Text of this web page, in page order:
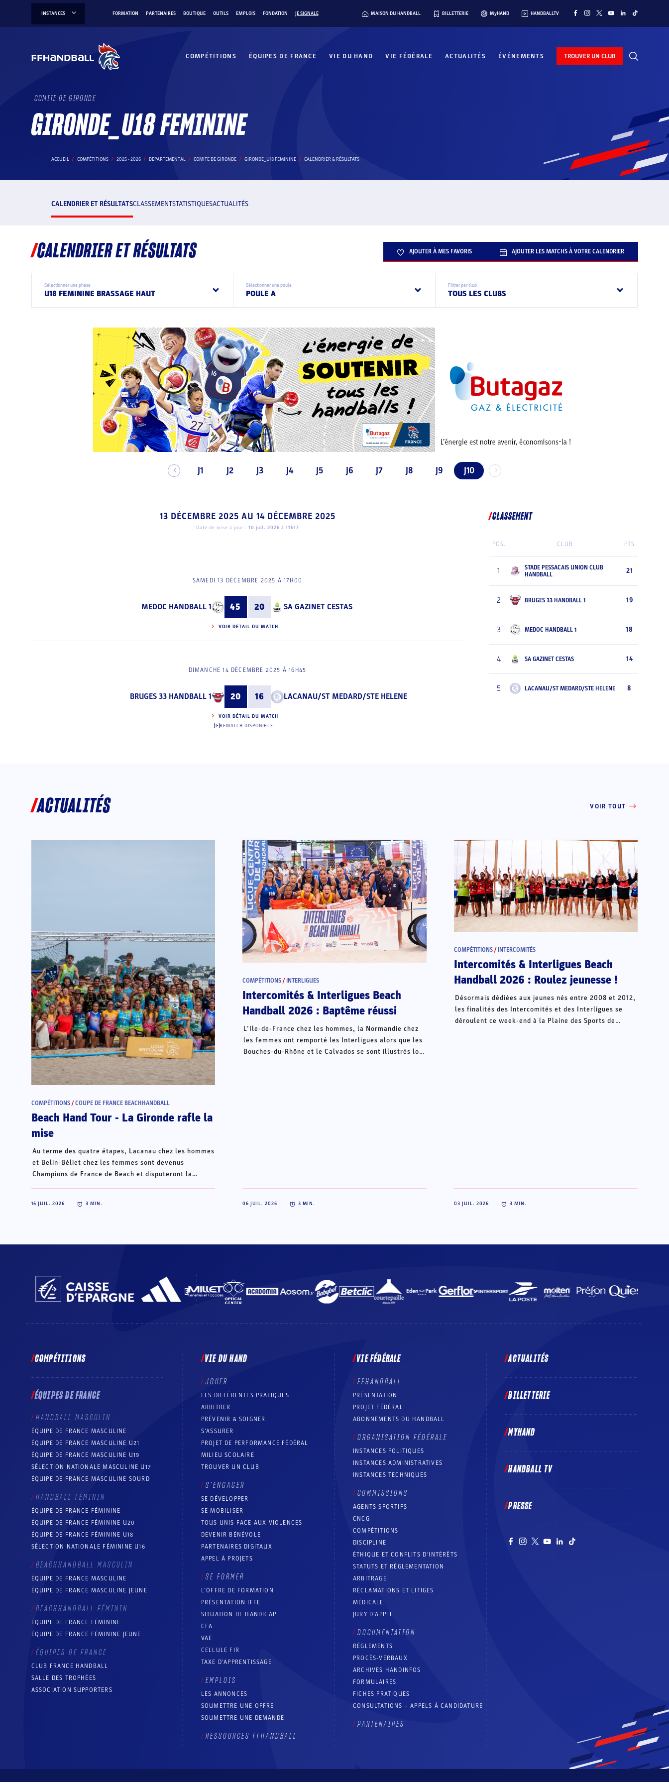
INSTANCES FORMATION PARTENAIRES BOUTIQUE OUTILS EMPLOIS FONDATION JE SIGNALE MAISON DU HANDBALL BILLETTERIE MyHAND HANDBALLTV
COMPÉTITIONS ÉQUIPES DE FRANCE VIE DU HAND VIE FÉDÉRALE ACTUALITÉS ÉVÉNEMENTS TROUVER UN CLUB
COMITE DE GIRONDE
GIRONDE_U18 FEMININE
ACCUEIL COMPÉTITIONS 2025 - 2026 DEPARTEMENTAL COMITE DE GIRONDE GIRONDE_U18 FEMININE CALENDRIER & RÉSULTATS
CALENDRIER ET RÉSULTATSCLASSEMENTSTATISTIQUESACTUALITÉS
CALENDRIER ET RÉSULTATS AJOUTER À MES FAVORIS AJOUTER LES MATCHS À VOTRE CALENDRIER
Sélectionner une phase
U18 FEMININE BRASSAGE HAUT
Sélectionner une poule
POULE A
Filtrer par club
TOUS LES CLUBS
J1 J2 J3 J4 J5 J6 J7 J8 J9 J10
13 DÉCEMBRE 2025 AU 14 DÉCEMBRE 2025
Date de mise à jour : 10 juil. 2026 à 11h17
SAMEDI 13 DÉCEMBRE 2025 À 17H00
MEDOC HANDBALL 1 45 20 SA GAZINET CESTAS
VOIR DÉTAIL DU MATCH
DIMANCHE 14 DÉCEMBRE 2025 À 16H45
BRUGES 33 HANDBALL 1 20 16 LACANAU/ST MEDARD/STE HELENE
VOIR DÉTAIL DU MATCH
REMATCH DISPONIBLE
CLASSEMENT
POS. CLUB PTS
1
STADE PESSACAIS UNION CLUB
HANDBALL
21
2 BRUGES 33 HANDBALL 1 19
3 MEDOC HANDBALL 1 18
4 SA GAZINET CESTAS 14
5 LACANAU/ST MEDARD/STE HELENE 8
ACTUALITÉS VOIR TOUT
COMPÉTITIONS /COUPE DE FRANCE BEACHHANDBALL
Beach Hand Tour - La Gironde rafle la
mise
Au terme des quatre étapes, Lacanau chez les hommes
et Belin-Béliet chez les femmes sont devenus
Champions de France de Beach et disputeront la
16 JUIL. 2026 3 MIN.
COMPÉTITIONS / INTERLIGUES
Intercomités & Interligues Beach
Handball 2026 : Baptême réussi
L’Ile-de-France chez les hommes, la Normandie chez
les femmes ont remporté les Interligues alors que les
Bouches-du-Rhône et le Calvados se sont illustrés lors
06 JUIL. 2026 3 MIN.
COMPÉTITIONS / INTERCOMITÉS
Intercomités & Interligues Beach
Handball 2026 : Roulez jeunesse !
Désormais dédiées aux jeunes nés entre 2008 et 2012,
les finalités des Intercomités et des Interligues se
déroulent ce week-end à la Plaine des Sports de
03 JUIL. 2026 3 MIN.
COMPÉTITIONS
ÉQUIPES DE FRANCE
HANDBALL MASCULIN
ÉQUIPE DE FRANCE MASCULINE
ÉQUIPE DE FRANCE MASCULINE U21
ÉQUIPE DE FRANCE MASCULINE U19
SÉLECTION NATIONALE MASCULINE U17
ÉQUIPE DE FRANCE MASCULINE SOURD
HANDBALL FÉMININ
ÉQUIPE DE FRANCE FÉMININE
ÉQUIPE DE FRANCE FÉMININE U20
ÉQUIPE DE FRANCE FÉMININE U18
SÉLECTION NATIONALE FÉMININE U16
BEACHHANDBALL MASCULIN
ÉQUIPE DE FRANCE MASCULINE
ÉQUIPE DE FRANCE MASCULINE JEUNE
BEACHHANDBALL FÉMININ
ÉQUIPE DE FRANCE FÉMININE
ÉQUIPE DE FRANCE FÉMININE JEUNE
ÉQUIPES DE FRANCE
CLUB FRANCE HANDBALL
SALLE DES TROPHÉES
ASSOCIATION SUPPORTERS
VIE DU HAND
JOUER
LES DIFFÉRENTES PRATIQUES
ARBITRER
PRÉVENIR & SOIGNER
S’ASSURER
PROJET DE PERFORMANCE FÉDÉRAL
MILIEU SCOLAIRE
TROUVER UN CLUB
S’ENGAGER
SE DÉVELOPPER
SE MOBILISER
TOUS UNIS FACE AUX VIOLENCES
DEVENIR BÉNÉVOLE
PARTENAIRES DIGITAUX
APPEL À PROJETS
SE FORMER
L’OFFRE DE FORMATION
PRÉSENTATION IFFE
SITUATION DE HANDICAP
CFA
VAE
CELLULE FIR
TAXE D’APPRENTISSAGE
EMPLOIS
LES ANNONCES
SOUMETTRE UNE OFFRE
SOUMETTRE UNE DEMANDE
RESSOURCES FFHANDBALL
VIE FÉDÉRALE
FFHANDBALL
PRÉSENTATION
PROJET FÉDÉRAL
ABONNEMENTS DU HANDBALL
ORGANISATION FÉDÉRALE
INSTANCES POLITIQUES
INSTANCES ADMINISTRATIVES
INSTANCES TECHNIQUES
COMMISSIONS
AGENTS SPORTIFS
CNCG
COMPÉTITIONS
DISCIPLINE
ÉTHIQUE ET CONFLITS D'INTÉRÊTS
STATUTS ET RÉGLEMENTATION
ARBITRAGE
RÉCLAMATIONS ET LITIGES
MÉDICALE
JURY D’APPEL
DOCUMENTATION
RÈGLEMENTS
PROCÈS-VERBAUX
ARCHIVES HANDINFOS
FORMULAIRES
FICHES PRATIQUES
CONSULTATIONS – APPELS À CANDIDATURE
PARTENAIRES
ACTUALITÉS
BILLETTERIE
MYHAND
HANDBALL TV
PRESSE